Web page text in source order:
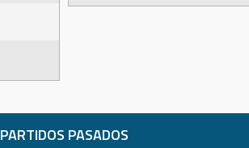
PARTIDOS PASADOS